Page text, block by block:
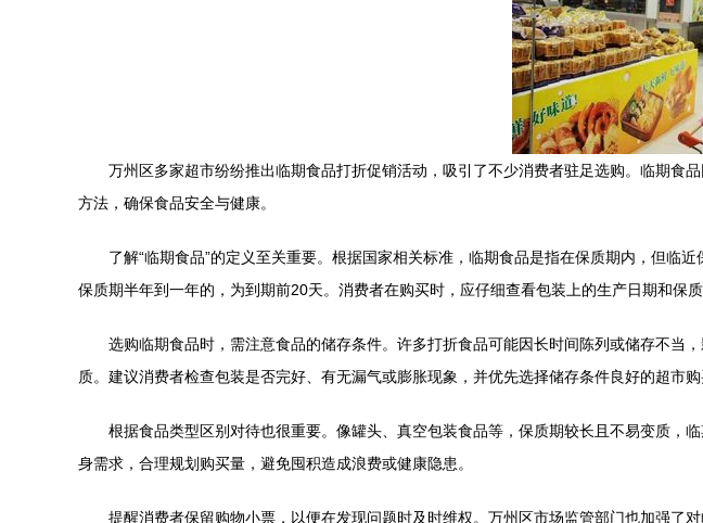
万州区多家超市纷纷推出临期食品打折促销活动，吸引了不少消费者驻足选购。临期食
方法，确保食品安全与健康。
了解“临期食品”的定义至关重要。根据国家相关标准，临期食品是指在保质期内，但临
保质期半年到一年的，为到期前20天。消费者在购买时，应仔细查看包装上的生产日期和保
选购临期食品时，需注意食品的储存条件。许多打折食品可能因长时间陈列或储存不当
质。建议消费者检查包装是否完好、有无漏气或膨胀现象，并优先选择储存条件良好的超市购
根据食品类型区别对待也很重要。像罐头、真空包装食品等，保质期较长且不易变质，
身需求，合理规划购买量，避免囤积造成浪费或健康隐患。
提醒消费者保留购物小票，以便在发现问题时及时维权。万州区市场监管部门也加强了